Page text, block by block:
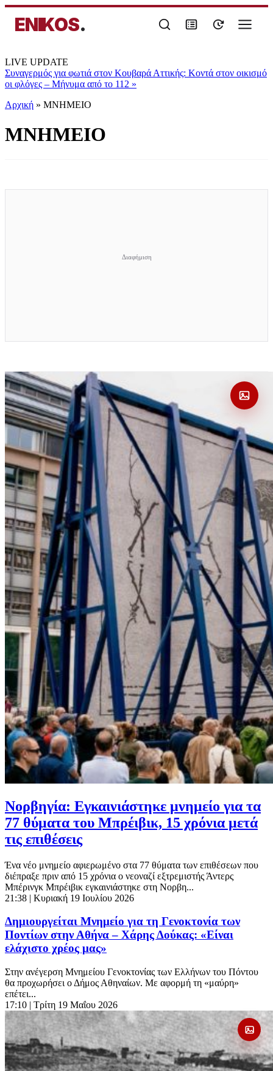
ENIKOS.
LIVE UPDATE
Συναγερμός για φωτιά στον Κουβαρά Αττικής: Κοντά στον οικισμό
οι φλόγες – Μήνυμα από το 112 »
Αρχική » ΜΝΗΜΕΙΟ
ΜΝΗΜΕΙΟ
Νορβηγία: Εγκαινιάστηκε μνημείο για τα
77 θύματα του Μπρέιβικ, 15 χρόνια μετά
τις επιθέσεις
Ένα νέο μνημείο αφιερωμένο στα 77 θύματα των επιθέσεων που
διέπραξε πριν από 15 χρόνια ο νεοναζί εξτρεμιστής Άντερς
Μπέρινγκ Μπρέιβικ εγκαινιάστηκε στη Νορβη...
21:38 | Κυριακή 19 Ιουλίου 2026
Δημιουργείται Μνημείο για τη Γενοκτονία των
Ποντίων στην Αθήνα – Χάρης Δούκας: «Είναι
ελάχιστο χρέος μας»
Στην ανέγερση Μνημείου Γενοκτονίας των Ελλήνων του Πόντου
θα προχωρήσει ο Δήμος Αθηναίων. Με αφορμή τη «μαύρη»
επέτει...
17:10 | Τρίτη 19 Μαΐου 2026